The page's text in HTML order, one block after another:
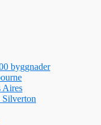
byggnader
Aires